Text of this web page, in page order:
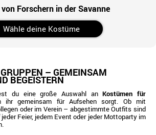
Forschern in der Savanne
Wähle deine Kostüme
– GEMEINSAM
BEGEISTERN
du eine große Auswahl anKostümen für
ihr gemeinsam für Aufsehen sorgt. Ob mit
oder im Verein – abgestimmte Outfits sind
Feier, jedem Event oder jeder Mottoparty im